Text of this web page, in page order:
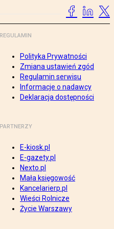
REGULAMIN
Polityka Prywatności
Zmiana ustawień zgód
Regulamin serwisu
Informacje o nadawcy
Deklaracja dostępności
PARTNERZY
E-kiosk.pl
E-gazety.pl
Nexto.pl
Mała księgowość
Kancelarierp.pl
Wieści Rolnicze
Życie Warszawy